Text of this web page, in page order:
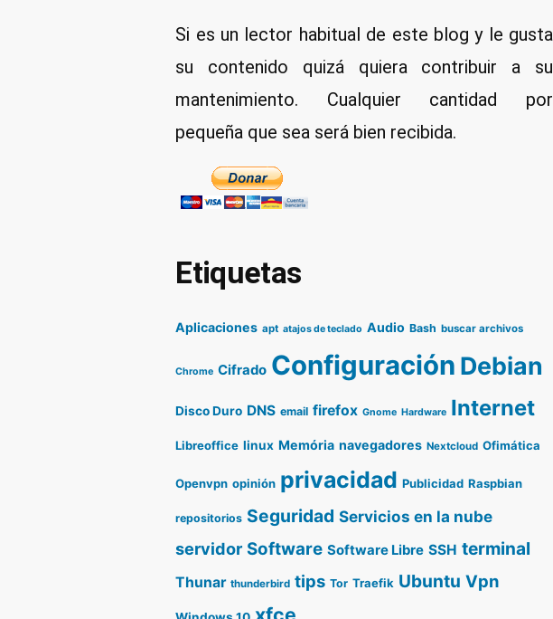
Si es un lector habitual de este blog y le gusta
su contenido quizá quiera contribuir a su
mantenimiento. Cualquier cantidad por
pequeña que sea será bien recibida.
Etiquetas
Aplicaciones apt atajos de teclado Audio Bash buscar archivos
Chrome Cifrado Configuración Debian
Disco Duro DNS email firefox Gnome Hardware Internet
Libreoffice linux Memória navegadores Nextcloud Ofimática
Openvpn opinión privacidad Publicidad Raspbian
repositorios Seguridad Servicios en la nube
servidor Software Software Libre SSH terminal
Thunar thunderbird tips Tor Traefik Ubuntu Vpn
xfce